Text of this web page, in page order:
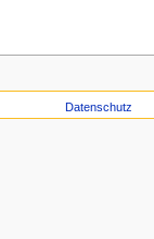
Datenschutz